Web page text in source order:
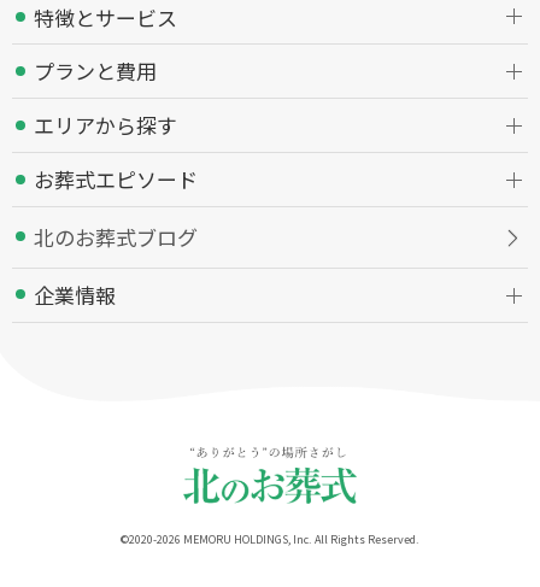
特徴とサービス
プランと費用
エリアから探す
お葬式エピソード
北のお葬式ブログ
企業情報
©2020-2026 MEMORU HOLDINGS, Inc. All Rights Reserved.